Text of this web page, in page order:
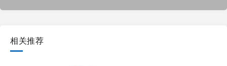
相关推荐